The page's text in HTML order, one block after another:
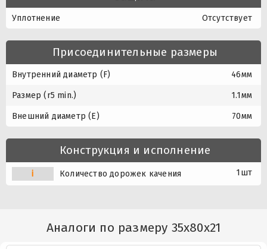
Уплотнение Отсутствует
Присоединительные размеры
Внутренний диаметр (F) 46мм
Размер (r5 min.) 1.1мм
Внешний диаметр (E) 70мм
Конструкция и исполнение
i Количество дорожек качения 1шт
Аналоги по размеру 35x80x21